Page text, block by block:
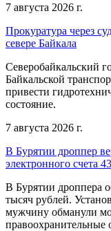
7 августа 2026 г.
Прокуратура через
севере Байкала
Северобайкальский
Байкальской
привести
состояние.
7 августа 2026 г.
В Бурятии дроппер
электронного счета
В Бурятии дроппера
тысяч рублей.
мужчину обманули
правоохранительные